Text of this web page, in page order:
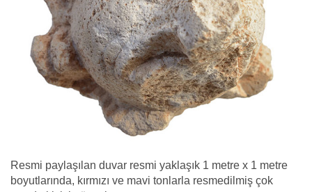
Resmi paylaşılan duvar resmi yaklaşık 1 metre x 1 metre
boyutlarında, kırmızı ve mavi tonlarla resmedilmiş çok